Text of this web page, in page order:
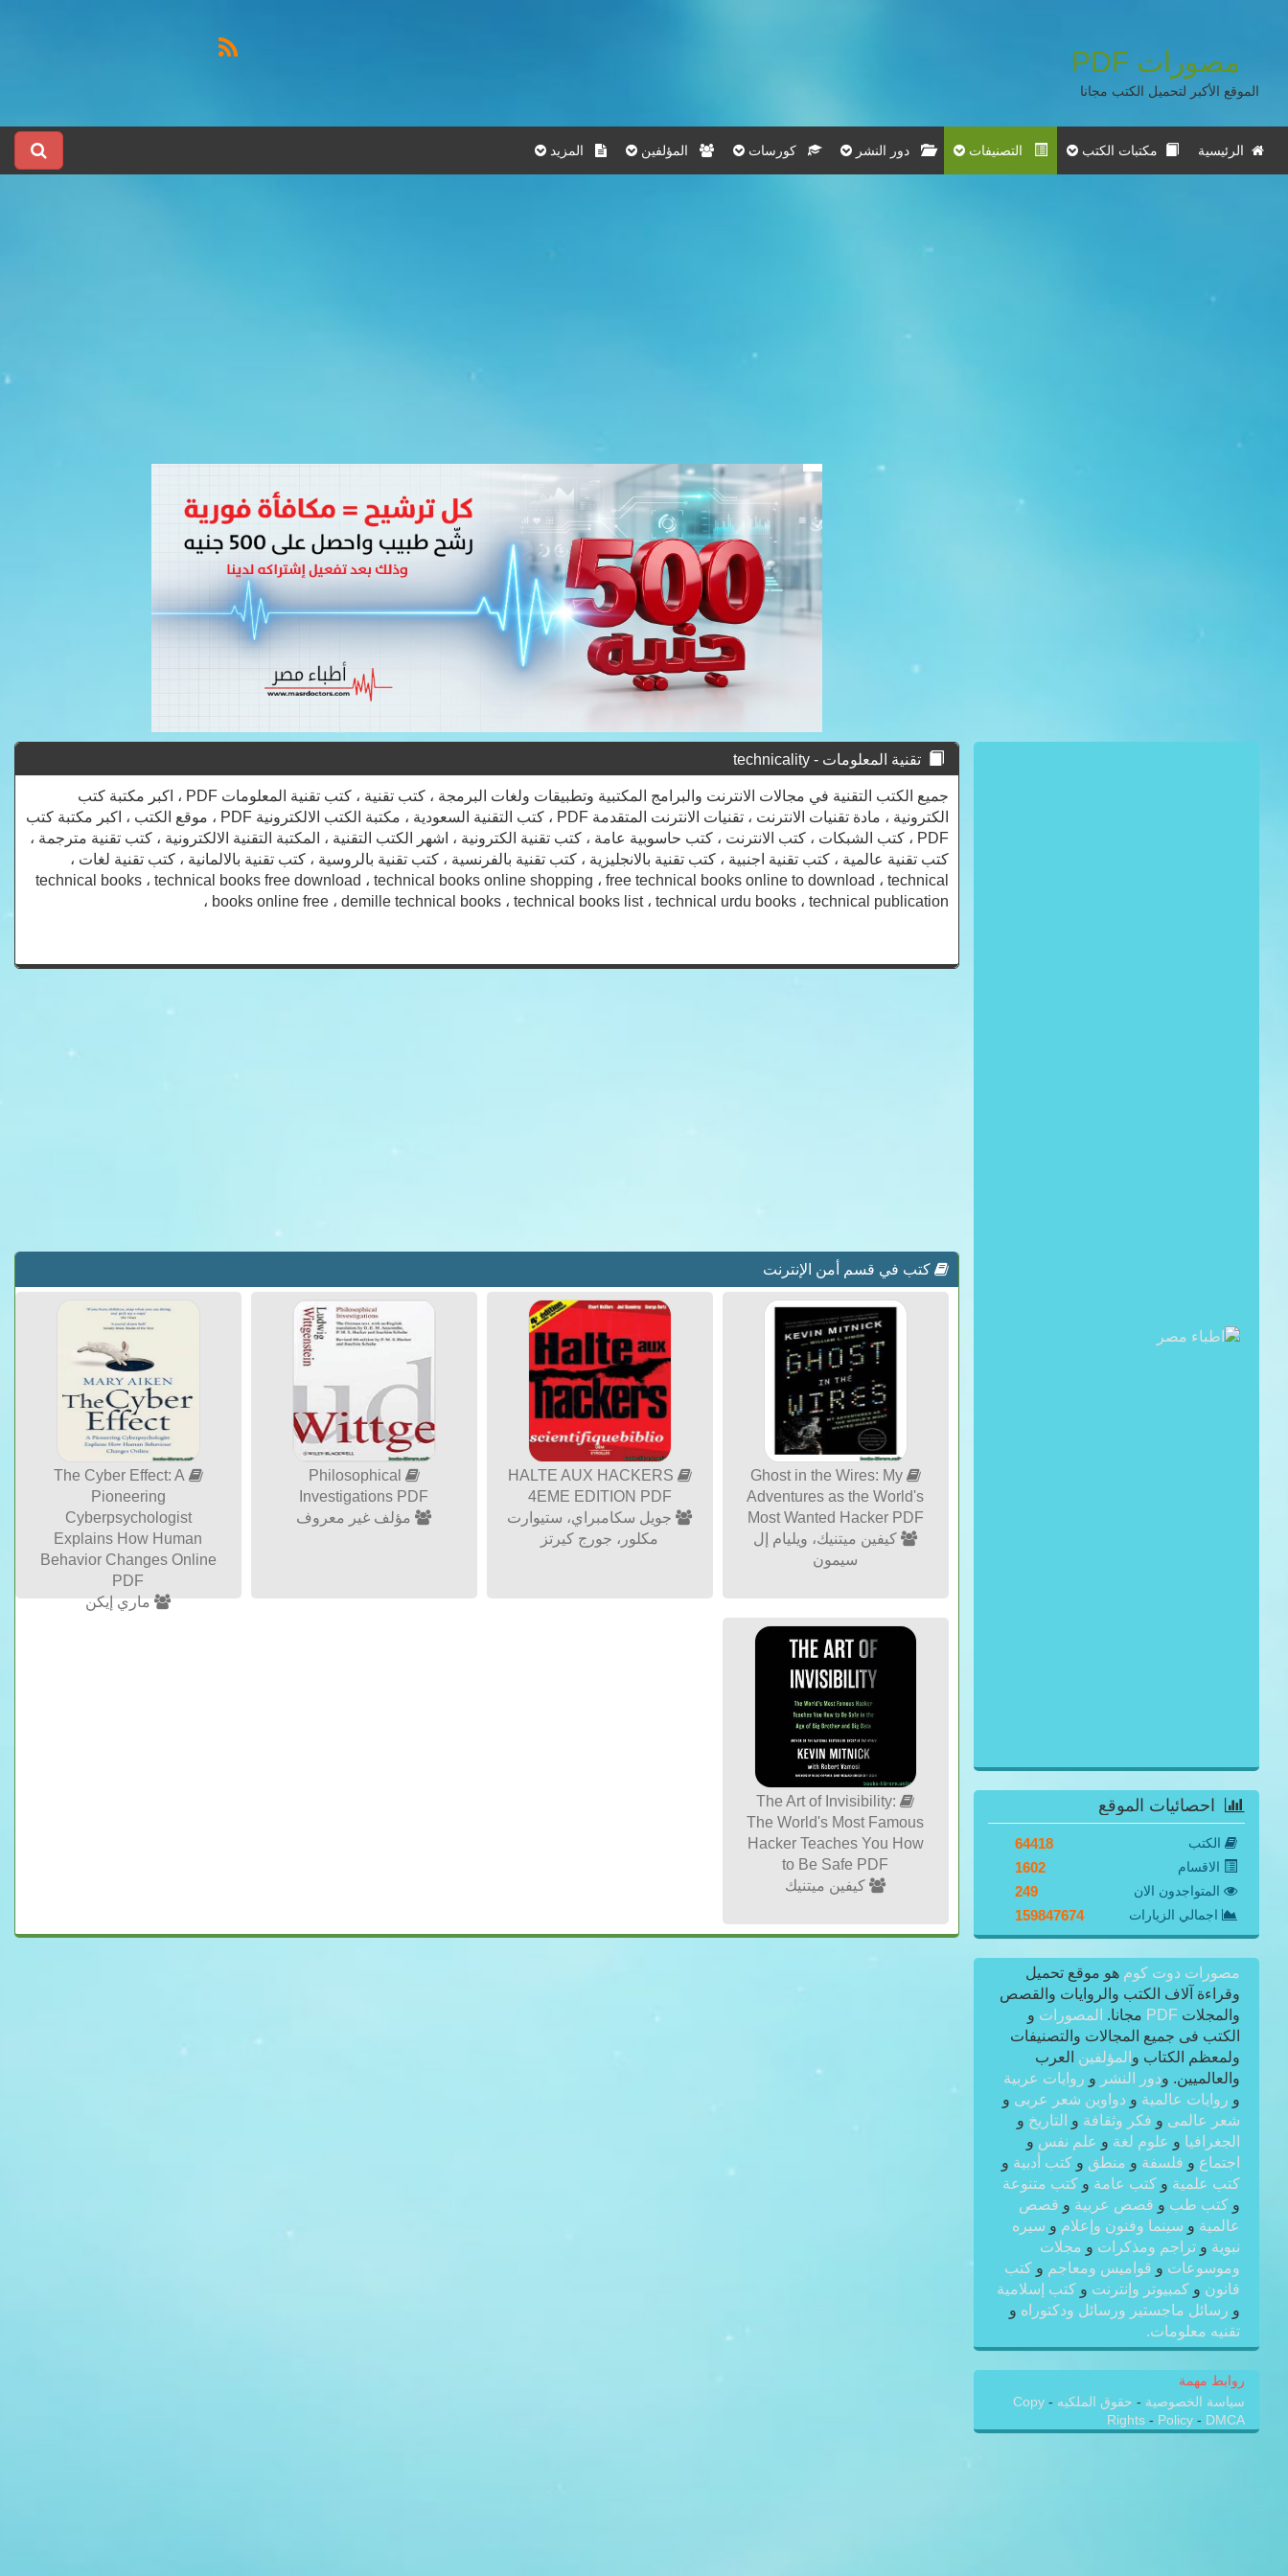
مصورات PDF
الموقع الأكبر لتحميل الكتب مجانا
الرئيسية مكتبات الكتب التصنيفات دور النشر كورسات المؤلفين المزيد
تقنية المعلومات - technicality
جميع الكتب التقنية في مجالات الانترنت والبرامج المكتبية وتطبيقات ولغات البرمجة ، كتب تقنية ، كتب تقنية المعلومات PDF ، اكبر مكتبة كتب
الكترونية ، مادة تقنيات الانترنت ، تقنيات الانترنت المتقدمة PDF ، كتب التقنية السعودية ، مكتبة الكتب الالكترونية PDF ، موقع الكتب ، اكبر مكتبة كتب
PDF ، كتب الشبكات ، كتب الانترنت ، كتب حاسوبية عامة ، كتب تقنية الكترونية ، اشهر الكتب التقنية ، المكتبة التقنية الالكترونية ، كتب تقنية مترجمة ،
كتب تقنية عالمية ، كتب تقنية اجنبية ، كتب تقنية بالانجليزية ، كتب تقنية بالفرنسية ، كتب تقنية بالروسية ، كتب تقنية بالالمانية ، كتب تقنية لغات ،
technical books ، technical books free download ، technical books online shopping ، free technical books online to download ، technical
books online free ، demille technical books ، technical books list ، technical urdu books ، technical publication ،
كتب في قسم أمن الإنترنت
Ghost in the Wires: My
Adventures as the World's
Most Wanted Hacker PDF
كيفين ميتنيك، ويليام إل
سيمون
HALTE AUX HACKERS
4EME EDITION PDF
جويل سكامبراي، ستيوارت
مكلور، جورج كيرتز
Philosophical
Investigations PDF
مؤلف غير معروف
The Cyber Effect: A
Pioneering
Cyberpsychologist
Explains How Human
Behavior Changes Online
PDF
ماري إيكن
The Art of Invisibility:
The World's Most Famous
Hacker Teaches You How
to Be Safe PDF
كيفين ميتنيك
احصائيات الموقع
الكتب 64418
الاقسام 1602
المتواجدون الان 249
اجمالي الزيارات 159847674
مصورات دوت كوم هو موقع تحميل
وقراءة آلاف الكتب والروايات والقصص
والمجلات PDF مجانا. المصورات و
الكتب فى جميع المجالات والتصنيفات
ولمعظم الكتاب و المؤلفين العرب
والعالميين. ودور النشر و روايات عربية
و روايات عالمية و دواوين شعر عربى و
شعر عالمى و فكر وثقافة و التاريخ و
الجغرافيا و علوم لغة و علم نفس و
اجتماع و فلسفة و منطق و كتب أدبية و
كتب علمية و كتب عامة و كتب متنوعة
و كتب طب و قصص عربية و قصص
عالمية و سينما وفنون وإعلام و سيره
نبوية و تراجم ومذكرات و مجلات
وموسوعات و قواميس ومعاجم و كتب
قانون و كمبيوتر وإنترنت و كتب إسلامية
و رسائل ماجستير ورسائل ودكتوراه و
تقنيه معلومات.
روابط مهمة
سياسة الخصوصية - حقوق الملكيه -
Copy
Rights - Policy - DMCA